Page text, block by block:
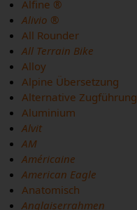
Alfine ®
Alivio ®
All Rounder
All Terrain Bike
Alloy
Alpine Übersetzung
Alternative Zugführung
Aluminium
Alvit
AM
Américaine
American Eagle
Anatomisch
Anglaiserrahmen